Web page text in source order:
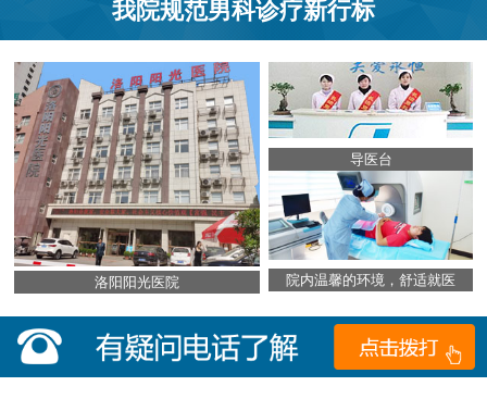
我院规范男科诊疗新行标
洛阳阳光医院
导医台
院内温馨的环境，舒适就医